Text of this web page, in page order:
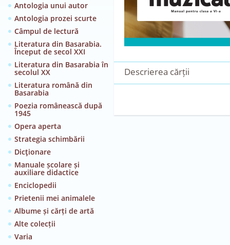
Antologia unui autor
Antologia prozei scurte
Câmpul de lectură
Literatura din Basarabia.
Început de secol XXI
Literatura din Basarabia în
secolul XX
Literatura română din
Basarabia
Poezia românească după
1945
Opera aperta
Strategia schimbării
Dicţionare
Manuale școlare și
auxiliare didactice
Enciclopedii
Prietenii mei animalele
Albume și cărți de artă
Alte colecții
Varia
Descrierea cărții